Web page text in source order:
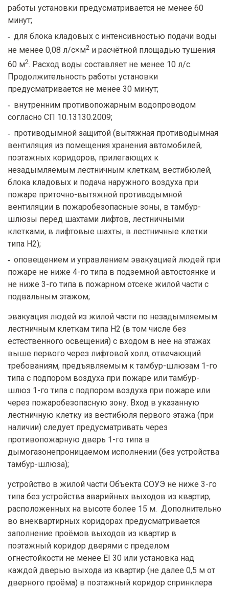
работы установки предусматривается не менее 60
минут;
для блока кладовых с интенсивностью подачи воды
не менее 0,08 л/с×м2 и расчётной площадью тушения
60 м2. Расход воды составляет не менее 10 л/с.
Продолжительность работы установки
предусматривается не менее 30 минут;
внутренним противопожарным водопроводом
согласно СП 10.13130.2009;
противодымной защитой (вытяжная противодымная
вентиляция из помещения хранения автомобилей,
поэтажных коридоров, прилегающих к
незадымляемым лестничным клеткам, вестибюлей,
блока кладовых и подача наружного воздуха при
пожаре приточно-вытяжной противодымной
вентиляции в пожаробезопасные зоны, в тамбур-
шлюзы перед шахтами лифтов, лестничными
клетками, в лифтовые шахты, в лестничные клетки
типа Н2);
оповещением и управлением эвакуацией людей при
пожаре не ниже 4-го типа в подземной автостоянке и
не ниже 3-го типа в пожарном отсеке жилой части с
подвальным этажом;
эвакуация людей из жилой части по незадымляемым
лестничным клеткам типа Н2 (в том числе без
естественного освещения) с входом в неё на этажах
выше первого через лифтовой холл, отвечающий
требованиям, предъявляемым к тамбур-шлюзам 1-го
типа с подпором воздуха при пожаре или тамбур-
шлюз 1-го типа с подпором воздуха при пожаре или
через пожаробезопасную зону. Вход в указанную
лестничную клетку из вестибюля первого этажа (при
наличии) следует предусматривать через
противопожарную дверь 1-го типа в
дымогазонепроницаемом исполнении (без устройства
тамбур-шлюза);
устройство в жилой части Объекта СОУЭ не ниже 3-го
типа без устройства аварийных выходов из квартир,
расположенных на высоте более 15 м. Дополнительно
во внеквартирных коридорах предусматривается
заполнение проёмов выходов из квартир в
поэтажный коридор дверями с пределом
огнестойкости не менее EI 30 или установка над
каждой дверью выхода из квартир (не далее 0,5 м от
дверного проёма) в поэтажный коридор спринклера